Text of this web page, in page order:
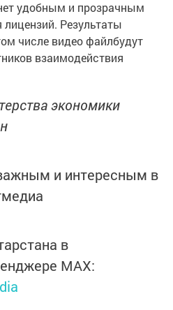
удобным и прозрачным
Результаты
числе видео файлбудут
взаимодействия
экономики
и интересным в
в
MАХ: